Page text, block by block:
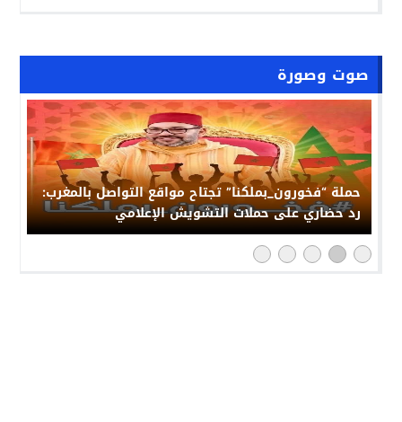
صوت وصورة
حملة “فخورون_بملكنا” تجتاح مواقع التواصل بالمغرب:
رد حضاري على حملات التشويش الإعلامي